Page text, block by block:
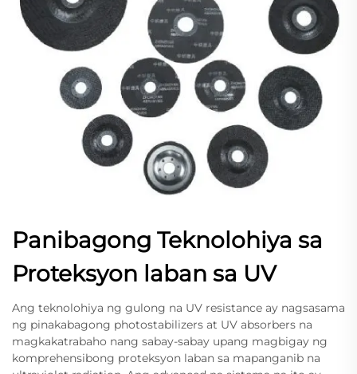
Panibagong Teknolohiya sa
Proteksyon laban sa UV
Ang teknolohiya ng gulong na UV resistance ay nagsasama
ng pinakabagong photostabilizers at UV absorbers na
magkakatrabaho nang sabay-sabay upang magbigay ng
komprehensibong proteksyon laban sa mapanganib na